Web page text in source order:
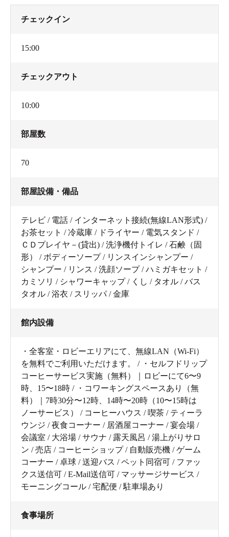
チェックイン
15:00
チェックアウト
10:00
部屋数
70
部屋設備・備品
テレビ / 電話 / インターネット接続(無線LAN形式) /
お茶セット / 冷蔵庫 / ドライヤー / 電気スタンド /
ＣＤプレイヤ－(貸出) / 洗浄機付トイレ / 石鹸（固
形） / ボディーソープ / リンスインシャンプー /
シャンプー / リンス / 洗顔ソープ / ハミガキセット /
カミソリ / シャワーキャップ / くし / タオル / バス
タオル / 浴衣 / スリッパ / 金庫
館内設備
・全客室・ロビーエリアにて、無線LAN（Wi-Fi）
を無料でご利用いただけます。 / ・セルフドリップ
コーヒーサービス実施（無料）｜ロビーにて6〜9
時、15〜18時 / ・コワーキングスペースあり（無
料）｜7時30分〜12時、14時〜20時（10〜15時は
ノーサービス） / コーヒーハウス / 喫茶 / ティーラ
ウンジ / 夜食コーナー / 居酒屋コーナー / 宴会場 /
会議室 / 大浴場 / サウナ / 露天風呂 / 湯上がりサロ
ン / 売店 / コーヒーショップ / 自動販売機 / ゲーム
コーナー / 卓球 / 送迎バス / ペット同宿可 / ファッ
クス送信可 / E-Mail送信可 / マッサージサービス /
モーニングコール / 宅配便 / 駐車場あり
食事場所